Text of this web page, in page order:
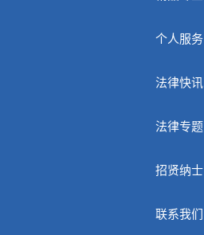
个人服务
法律快讯
法律专题
招贤纳士
联系我们